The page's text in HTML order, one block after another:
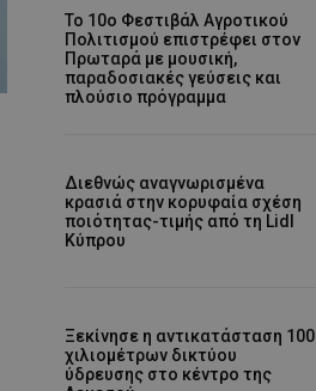
Το 10ο Φεστιβάλ Αγροτικού
Πολιτισμού επιστρέφει στον
Πρωταρά με μουσική,
παραδοσιακές γεύσεις και
πλούσιο πρόγραμμα
Διεθνώς αναγνωρισμένα
κρασιά στην κορυφαία σχέση
ποιότητας-τιμής από τη Lidl
Κύπρου
Ξεκίνησε η αντικατάσταση 100
χιλιομέτρων δικτύου
ύδρευσης στο κέντρο της